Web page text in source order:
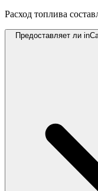
Расход топлива
Предоставляет ли